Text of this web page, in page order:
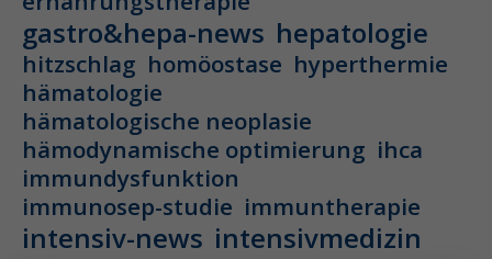
gastro&hepa-news hepatologie
hitzschlag homöostase hyperthermie
hämatologie
hämatologische neoplasie
hämodynamische optimierung ihca
immundysfunktion
immunosep-studie immuntherapie
intensiv-news intensivmedizin